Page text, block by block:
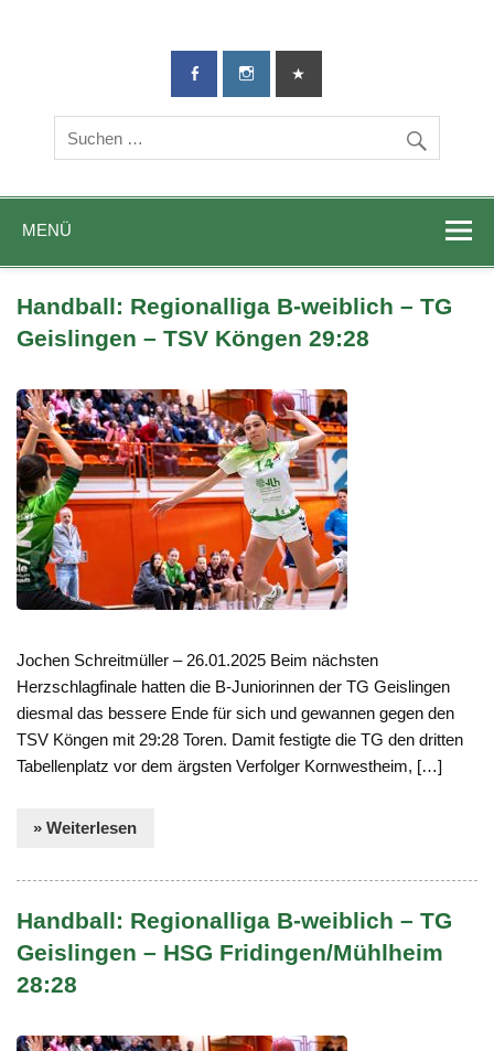
TG-Geislingen
DIE Sportadresse in Geislingen!
MENÜ
Handball: Regionalliga B-weiblich – TG
Geislingen – TSV Köngen 29:28
Jochen Schreitmüller – 26.01.2025 Beim nächsten
Herzschlagfinale hatten die B-Juniorinnen der TG Geislingen
diesmal das bessere Ende für sich und gewannen gegen den
TSV Köngen mit 29:28 Toren. Damit festigte die TG den dritten
Tabellenplatz vor dem ärgsten Verfolger Kornwestheim, […]
» Weiterlesen
Handball: Regionalliga B-weiblich – TG
Geislingen – HSG Fridingen/Mühlheim
28:28